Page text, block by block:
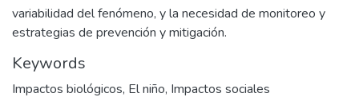
variabilidad del fenómeno, y la necesidad de monitoreo y
estrategias de prevención y mitigación.
Keywords
Impactos biológicos, El niño, Impactos sociales